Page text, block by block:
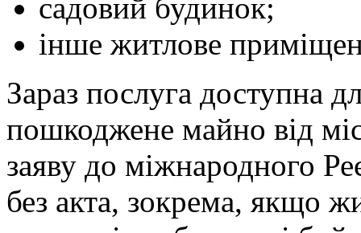
садовий будинок;
інше житлове
Зараз послуга доступна
пошкоджене майно від
заяву до міжнародного
без акта, зокрема, якщо